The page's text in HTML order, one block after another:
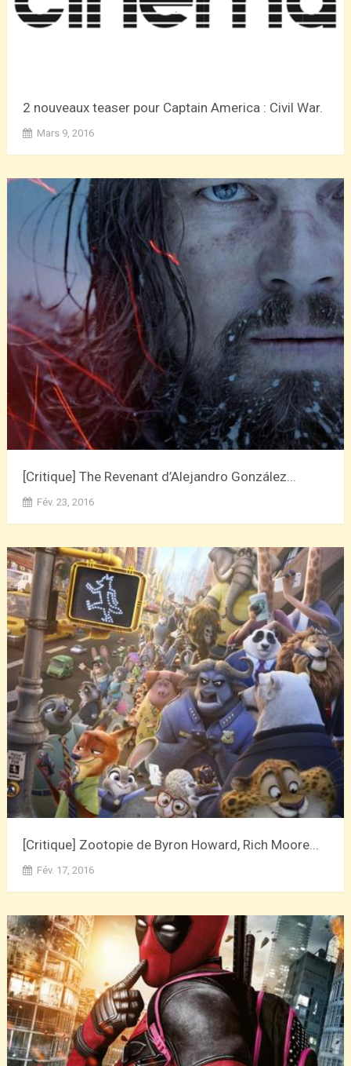
2 nouveaux teaser pour Captain America : Civil War.
Mars 9, 2016
[Critique] The Revenant d’Alejandro González...
Fév. 23, 2016
[Critique] Zootopie de Byron Howard, Rich Moore...
Fév. 17, 2016